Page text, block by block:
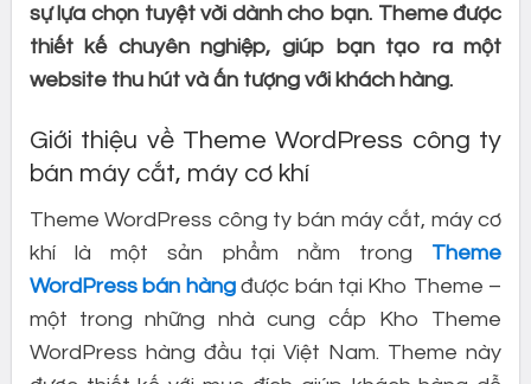
sự lựa chọn tuyệt vời dành cho bạn. Theme được
thiết kế chuyên nghiệp, giúp bạn tạo ra một
website thu hút và ấn tượng với khách hàng.
Giới thiệu về Theme WordPress công ty
bán máy cắt, máy cơ khí
Theme WordPress công ty bán máy cắt, máy cơ
khí là một sản phẩm nằm trong Theme
WordPress bán hàngđược bán tại Kho Theme –
một trong những nhà cung cấp Kho Theme
WordPress hàng đầu tại Việt Nam. Theme này